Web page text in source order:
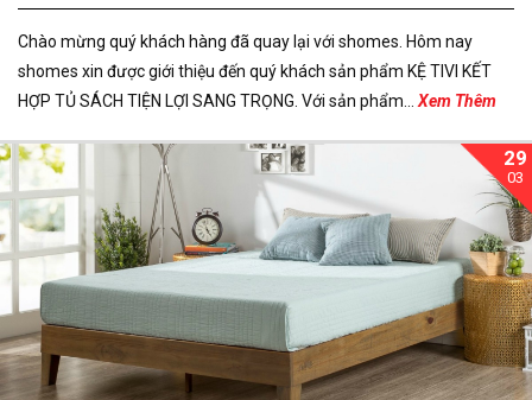
Chào mừng quý khách hàng đã quay lại với shomes. Hôm nay
shomes xin được giới thiệu đến quý khách sản phẩm KỆ TIVI KẾT
HỢP TỦ SÁCH TIỆN LỢI SANG TRỌNG. Với sản phẩm... Xem Thêm
29
03